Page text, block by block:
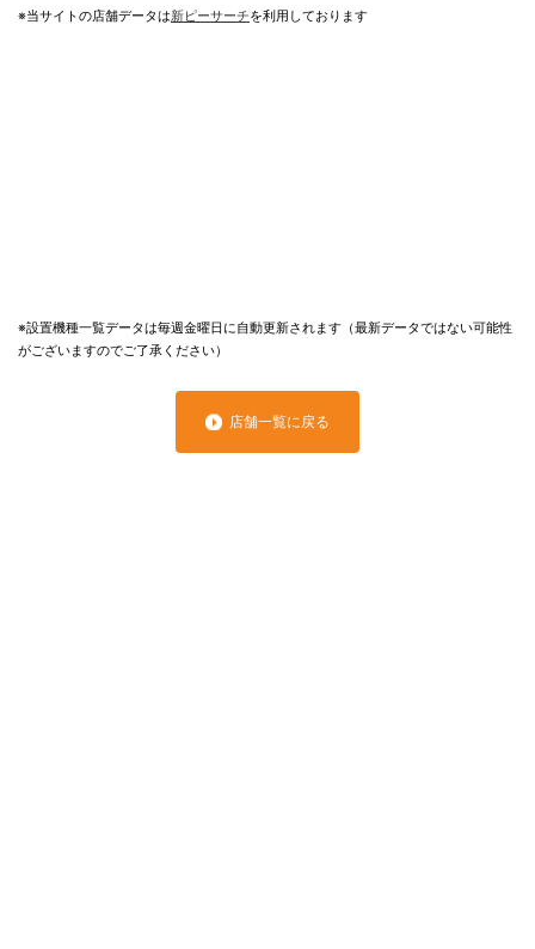
※当サイトの店舗データは新ピーサーチを利用しております
※設置機種一覧データは毎週金曜日に自動更新されます（最新データではない可能性
がございますのでご了承ください）
店舗一覧に戻る